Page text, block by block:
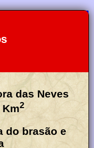
das Neves
Km2
do brasão e